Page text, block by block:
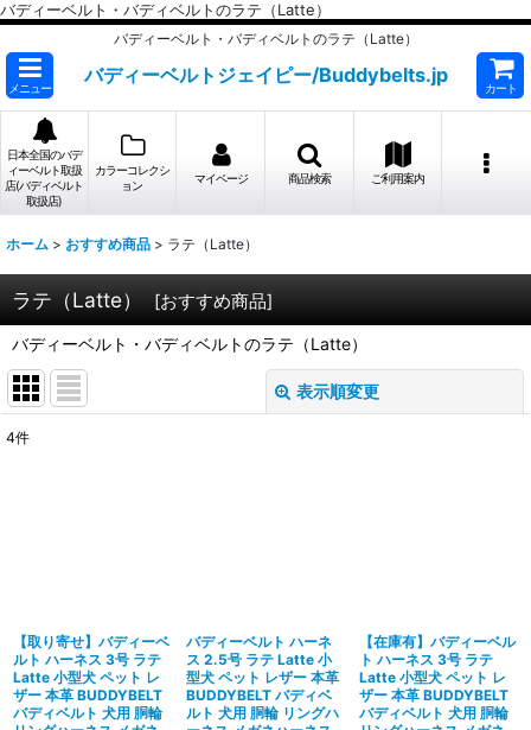
バディーベルト・バディベルトのラテ（Latte）
バディーベルト・バディベルトのラテ（Latte）
メニュー
バディーベルトジェイピー/Buddybelts.jp
カート
日本全国のバデ
ィーベルト取扱
店(バディベルト
取扱店)
カラーコレクシ
ョン
マイページ 商品検索 ご利用案内
ホーム > おすすめ商品 > ラテ（Latte）
ラテ（Latte） [おすすめ商品]
バディーベルト・バディベルトのラテ（Latte）
表示順変更
4件
【取り寄せ】バディーベ
ルト ハーネス 3号 ラテ
Latte 小型犬 ペット レ
ザー 本革 BUDDYBELT
バディベルト 犬用 胴輪
バディーベルト ハーネ
ス 2.5号 ラテ Latte 小
型犬 ペット レザー 本革
BUDDYBELT バディベ
ルト 犬用 胴輪 リングハ
【在庫有】バディーベル
ト ハーネス 3号 ラテ
Latte 小型犬 ペット レ
ザー 本革 BUDDYBELT
バディベルト 犬用 胴輪